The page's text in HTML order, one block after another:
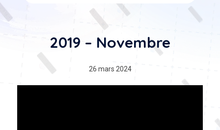
2019 – Novembre
26 mars 2024